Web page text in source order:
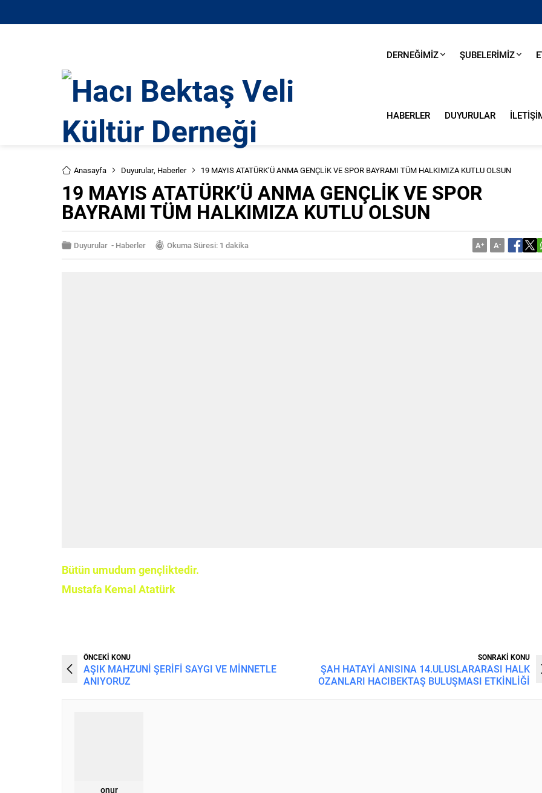
DERNEĞİMİZ ŞUBELERİMİZ
HABERLER DUYURULAR
Anasayfa Duyurular, Haberler 19 MAYIS ATATÜRK’Ü ANMA GENÇLİK VE SPOR BAYRAMI TÜM HALKIMIZA KUTLU OLSUN
19 MAYIS ATATÜRK’Ü ANMA GENÇLİK VE SPOR
BAYRAMI TÜM HALKIMIZA KUTLU OLSUN
Duyurular - Haberler Okuma Süresi: 1 dakika A+ A-
Bütün umudum gençliktedir.
Mustafa Kemal Atatürk
ÖNCEKİ KONU
AŞIK MAHZUNİ ŞERİFİ SAYGI VE MİNNETLE
ANIYORUZ
SONRAKİ KONU
ŞAH HATAYİ ANISINA 14.ULUSLARARASI HALK
OZANLARI HACIBEKTAŞ BULUŞMASI ETKİNLİĞİ
onur